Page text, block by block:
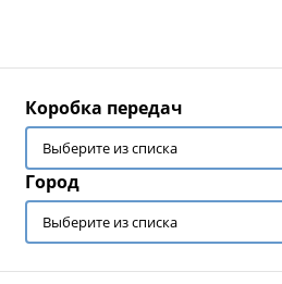
Коробка передач
Город